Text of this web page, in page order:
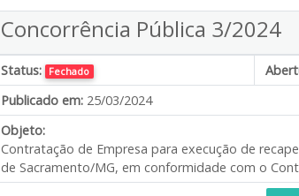
Concorrência Pública 3/2024
Status: Fechado
Publicado em: 25/03/2024
Objeto:
Contratação de Empresa para execução de
de Sacramento/MG, em conformidade com o